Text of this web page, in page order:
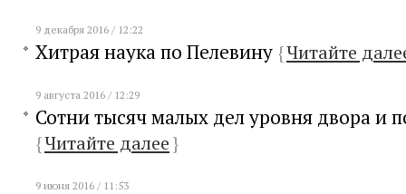
9 декабря 2016 / 12:22
Хитрая наука по Пелевину {Читайте
9 августа 2016 / 12:29
Сотни тысяч малых дел уровня двора и
{Читайте далее}
9 июня 2016 / 11:53